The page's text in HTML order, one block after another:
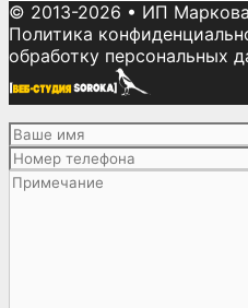
© 2013-2026 • ИП
Политика
обработку персональных